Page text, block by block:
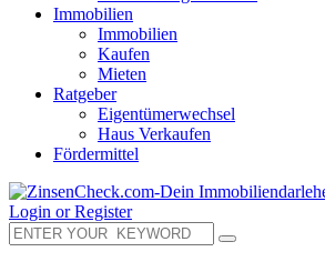
Immobilien
Immobilien
Kaufen
Mieten
Ratgeber
Eigentümerwechsel
Haus Verkaufen
Fördermittel
Login or Register